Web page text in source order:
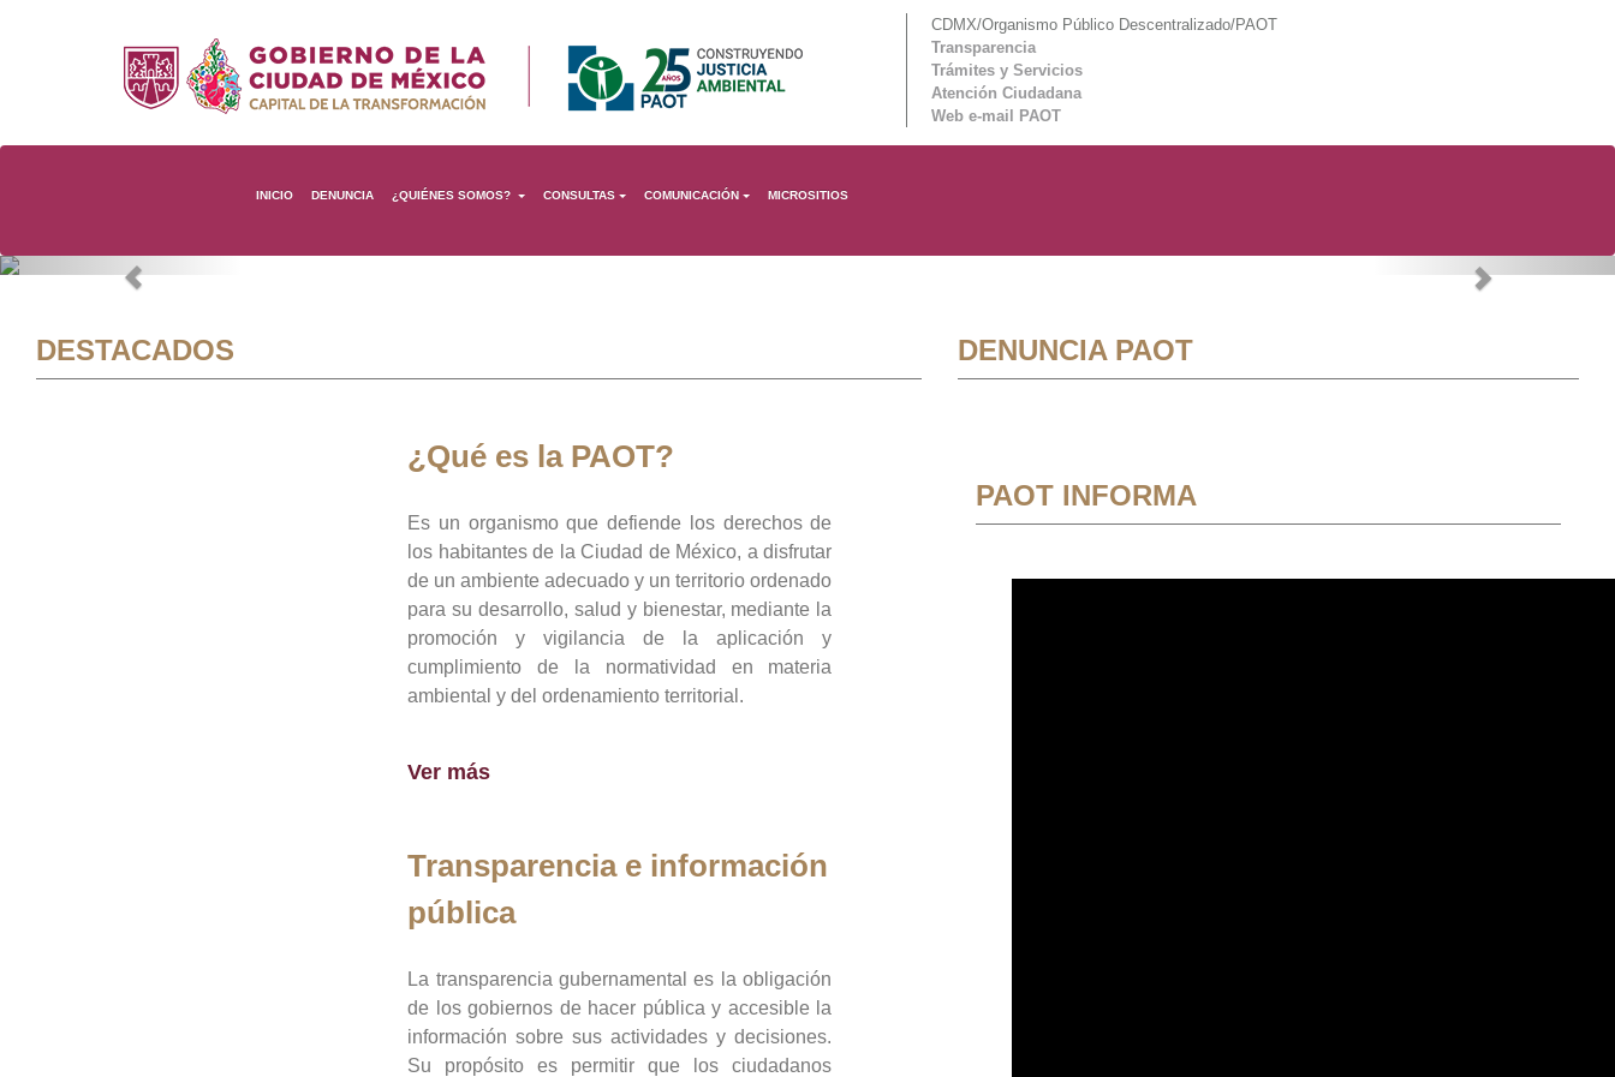
CDMX/Organismo Público Descentralizado/PAOT
Transparencia
Trámites y Servicios
Atención Ciudadana
Web e-mail PAOT
INICIO DENUNCIA ¿QUIÉNES SOMOS? CONSULTAS COMUNICACIÓN MICROSITIOS
Previous Next
DESTACADOS
¿Qué es la PAOT?
Es un organismo que defiende los derechos de
los habitantes de la Ciudad de México, a disfrutar
de un ambiente adecuado y un territorio ordenado
para su desarrollo, salud y bienestar, mediante la
promoción y vigilancia de la aplicación y
cumplimiento de la normatividad en materia
ambiental y del ordenamiento territorial.
Ver más
Transparencia e información
pública
La transparencia gubernamental es la obligación
de los gobiernos de hacer pública y accesible la
información sobre sus actividades y decisiones.
Su propósito es permitir que los ciudadanos
DENUNCIA PAOT
PAOT INFORMA